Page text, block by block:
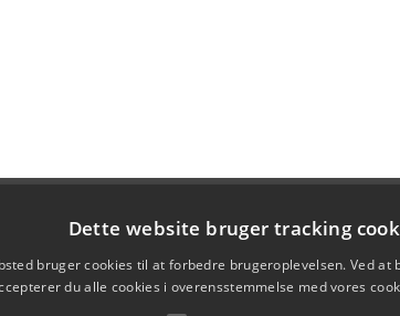
Dette website bruger tracking
bruger cookies til at forbedre brugeroplevelsen. Ved at
du alle cookies i overensstemmelse med vores